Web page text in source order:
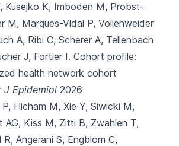
Kusejko K, Imboden M, Probst-
M, Marques-Vidal P, Vollenweider
A, Ribi C, Scherer A, Tellenbach
J, Fortier I. Cohort profile:
health network cohort
J Epidemiol 2026
Hicham M, Xie Y, Siwicki M,
AG, Kiss M, Zitti B, Zwahlen T,
Angerani S, Engblom C,